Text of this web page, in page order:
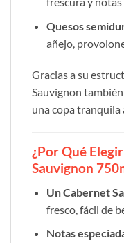
Quesos
añejo,
Gracias a su
Sauvignon
una copa tranquila
¿Por Qué
Sauvignon
Un Cabernet
fresco, fácil de
Notas